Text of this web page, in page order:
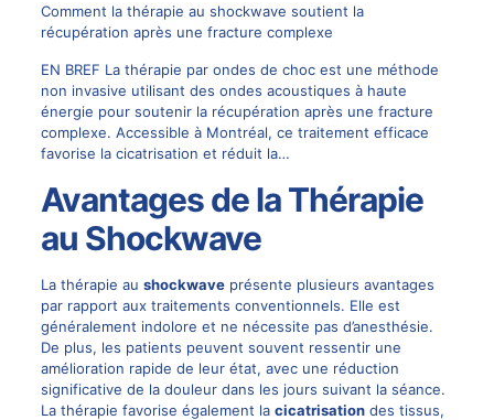
Comment la thérapie au shockwave soutient la
récupération après une fracture complexe
EN BREF La thérapie par ondes de choc est une méthode
non invasive utilisant des ondes acoustiques à haute
énergie pour soutenir la récupération après une fracture
complexe. Accessible à Montréal, ce traitement efficace
favorise la cicatrisation et réduit la…
Avantages de la Thérapie
au Shockwave
La thérapie au shockwaveprésente plusieurs avantages
par rapport aux traitements conventionnels. Elle est
généralement indolore et ne nécessite pas d’anesthésie.
De plus, les patients peuvent souvent ressentir une
amélioration rapide de leur état, avec une réduction
significative de la douleur dans les jours suivant la séance.
La thérapie favorise également la cicatrisationdes tissus,